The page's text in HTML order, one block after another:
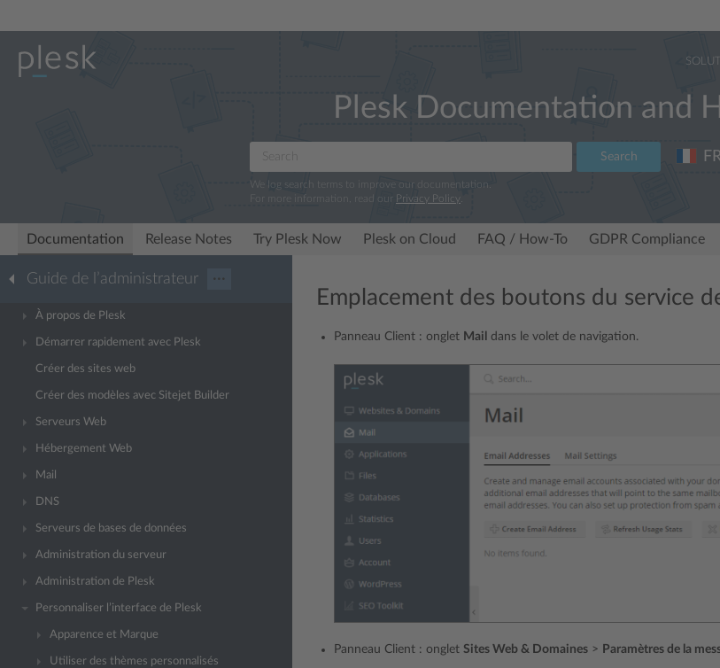
Plesk Documentation and
Search
We log search terms to improve our documentation.
For more information, read our Privacy Policy
Documentation Release Notes Try Plesk Now Plesk on Cloud FAQ / How-To GDPR Compliance
Guide de l’administrateur ···
À propos de Plesk
Démarrer rapidement avec Plesk
Créer des sites web
Créer des modèles avec Sitejet Builder
Serveurs Web
Hébergement Web
Mail
DNS
Serveurs de bases de données
Administration du serveur
Administration de Plesk
Personnaliser l’interface de Plesk
Apparence et Marque
Utiliser des thèmes personnalisés
Emplacement des boutons du service
Panneau Client : onglet Mail dans le volet de navigation.
Panneau Client : onglet Sites Web & Domaines > Paramètres de la